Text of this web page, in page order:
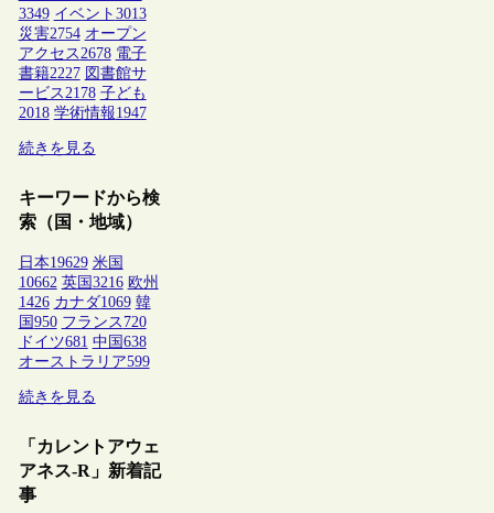
3349 イベント 3013
災害2754 オープン
アクセス2678 電子
書籍2227 図書館サ
ービス2178 子ども
2018 学術情報1947
続きを見る
キーワードから検
索（国・地域）
日本19629 米国
10662 英国3216 欧州
1426 カナダ1069 韓
国950 フランス 720
ドイツ681 中国638
オーストラリア599
続きを見る
「カレントアウェ
アネス-R」新着記
事